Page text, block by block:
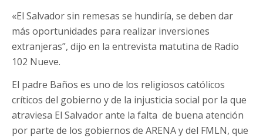
«El Salvador sin remesas se hundiría, se deben dar
más oportunidades para realizar inversiones
extranjeras”, dijo en la entrevista matutina de Radio
102 Nueve.
El padre Baños es uno de los religiosos católicos
críticos del gobierno y de la injusticia social por la que
atraviesa El Salvador ante la falta de buena atención
por parte de los gobiernos de ARENA y del FMLN, que